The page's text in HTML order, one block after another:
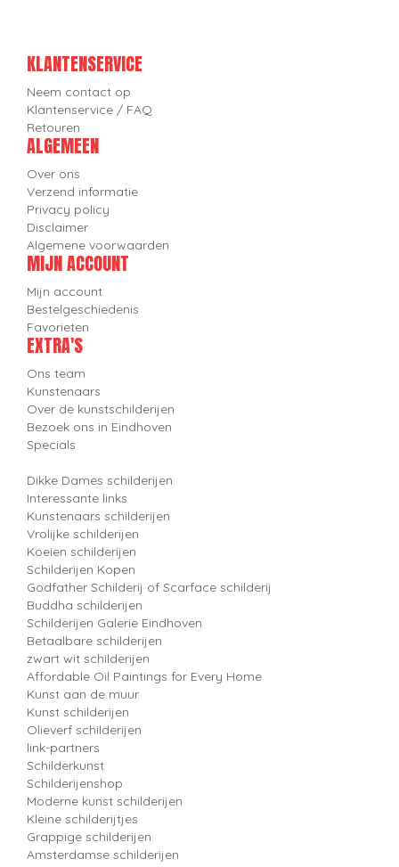
KLANTENSERVICE
Neem contact op
Klantenservice / FAQ
Retouren
ALGEMEEN
Over ons
Verzend informatie
Privacy policy
Disclaimer
Algemene voorwaarden
MIJN ACCOUNT
Mijn account
Bestelgeschiedenis
Favorieten
EXTRA'S
Ons team
Kunstenaars
Over de kunstschilderijen
Bezoek ons in Eindhoven
Specials
Dikke Dames schilderijen
Interessante links
Kunstenaars schilderijen
Vrolijke schilderijen
Koeien schilderijen
Schilderijen Kopen
Godfather Schilderij of Scarface schilderij
Buddha schilderijen
Schilderijen Galerie Eindhoven
Betaalbare schilderijen
zwart wit schilderijen
Affordable Oil Paintings for Every Home
Kunst aan de muur
Kunst schilderijen
Olieverf schilderijen
link-partners
Schilderkunst
Schilderijenshop
Moderne kunst schilderijen
Kleine schilderijtjes
Grappige schilderijen
Amsterdamse schilderijen